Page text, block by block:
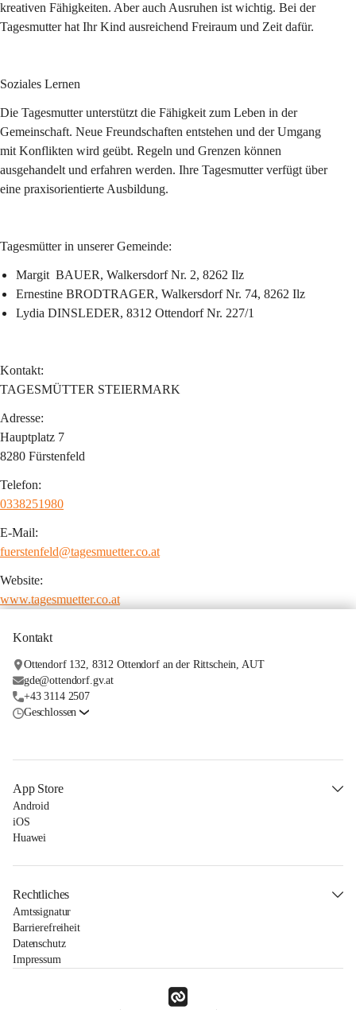
kreativen Fähigkeiten. Aber auch Ausruhen ist wichtig. Bei der
Tagesmutter hat Ihr Kind ausreichend Freiraum und Zeit dafür.
Soziales Lernen
Die Tagesmutter unterstützt die Fähigkeit zum Leben in der
Gemeinschaft. Neue Freundschaften entstehen und der Umgang
mit Konflikten wird geübt. Regeln und Grenzen können
ausgehandelt und erfahren werden. Ihre Tagesmutter verfügt über
eine praxisorientierte Ausbildung.
Tagesmütter in unserer Gemeinde:
Margit  BAUER, Walkersdorf Nr. 2, 8262 Ilz
Ernestine BRODTRAGER, Walkersdorf Nr. 74, 8262 Ilz
Lydia DINSLEDER, 8312 Ottendorf Nr. 227/1
Kontakt:
TAGESMÜTTER STEIERMARK
Adresse:
Hauptplatz 7
8280 Fürstenfeld
Telefon:
0338251980
E-Mail:
fuerstenfeld@tagesmuetter.co.at
Website:
www.tagesmuetter.co.at
Kontakt
Ottendorf 132, 8312 Ottendorf an der Rittschein, AUT
gde@ottendorf.gv.at
+43 3114 2507
Geschlossen
App Store
Android
iOS
Huawei
Rechtliches
Amtssignatur
Barrierefreiheit
Datenschutz
Impressum